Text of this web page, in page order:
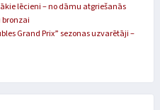
lēcieni – no dāmu atgriešanās
Grand Prix” sezonas uzvarētāji –